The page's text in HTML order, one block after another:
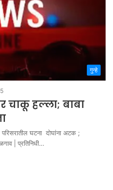
गुन्हे
5
चाकू हल्ला; बाबा
परिसरातील घटना दोघांना अटक ;
| प्रतिनिधी…